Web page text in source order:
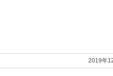
2019年